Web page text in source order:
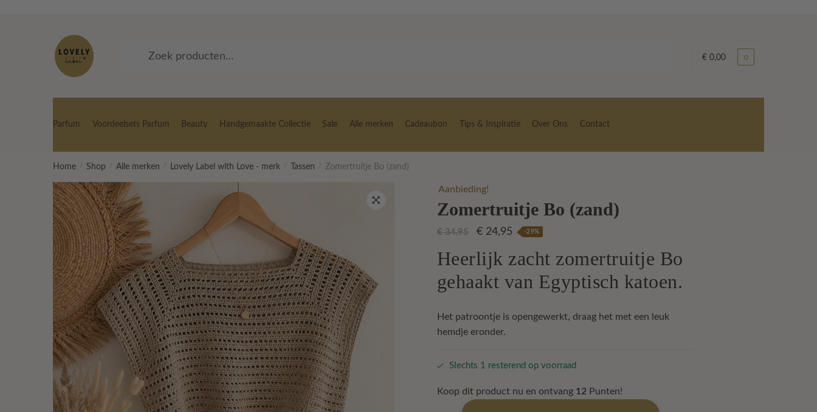
Zoeken €0,00 0
Parfum Voordeelsets Parfum Beauty Handgemaakte Collectie Sale Alle merken Cadeaubon Tips & Inspiratie Over Ons Contact
Home / Shop / Alle merken / Lovely Label with Love - merk / Tassen / Zomertruitje Bo (zand)
Aanbieding!
Zomertruitje Bo (zand)
€34,95
Oorspronkelijke
was:
€ 34,95.
€24,95Huidige
is:
€ 24,95.
-29%
Heerlijk zacht zomertruitje Bo
gehaakt van Egyptisch katoen.
Het patroontje is opengewerkt, draag het met een leuk
hemdje eronder.
Slechts 1 resterend op voorraad
Koop dit product nu en ontvang 12Punten!
Zomertruitje